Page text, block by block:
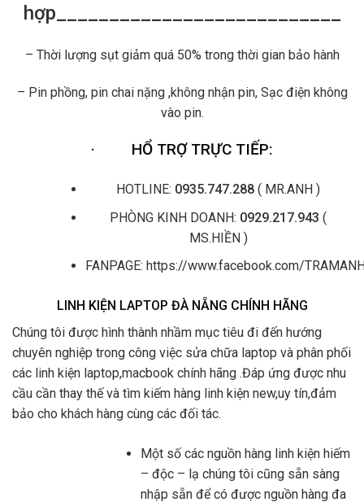
hợp___________________________
– Thời lượng sụt giảm quá 50% trong thời gian bảo hành
– Pin phồng, pin chai nặng ,không nhận pin, Sạc điện không
vào pin.
· HỔ TRỢ TRỰC TIẾP:
HOTLINE: 0935.747.288 ( MR.ANH )
PHÒNG KINH DOANH: 0929.217.943 (
MS.HIỀN )
FANPAGE: https://www.facebook.com/
LINH KIỆN LAPTOP ĐÀ NẴNG CHÍNH HÃNG
Chúng tôi được hình thành nhầm mục tiêu đi đến hướng
chuyên nghiệp trong công việc sửa chữa laptop và phân phối
các linh kiện laptop,macbook chính hãng .Đáp ứng được nhu
cầu cần thay thế và tìm kiếm hàng linh kiện new,uy tín,đảm
bảo cho khách hàng cùng các đối tác.
Một số các nguồn hàng linh kiện hiếm
– độc – lạ chúng tôi cũng sẵn sàng
nhập sẵn để có được nguồn hàng đa